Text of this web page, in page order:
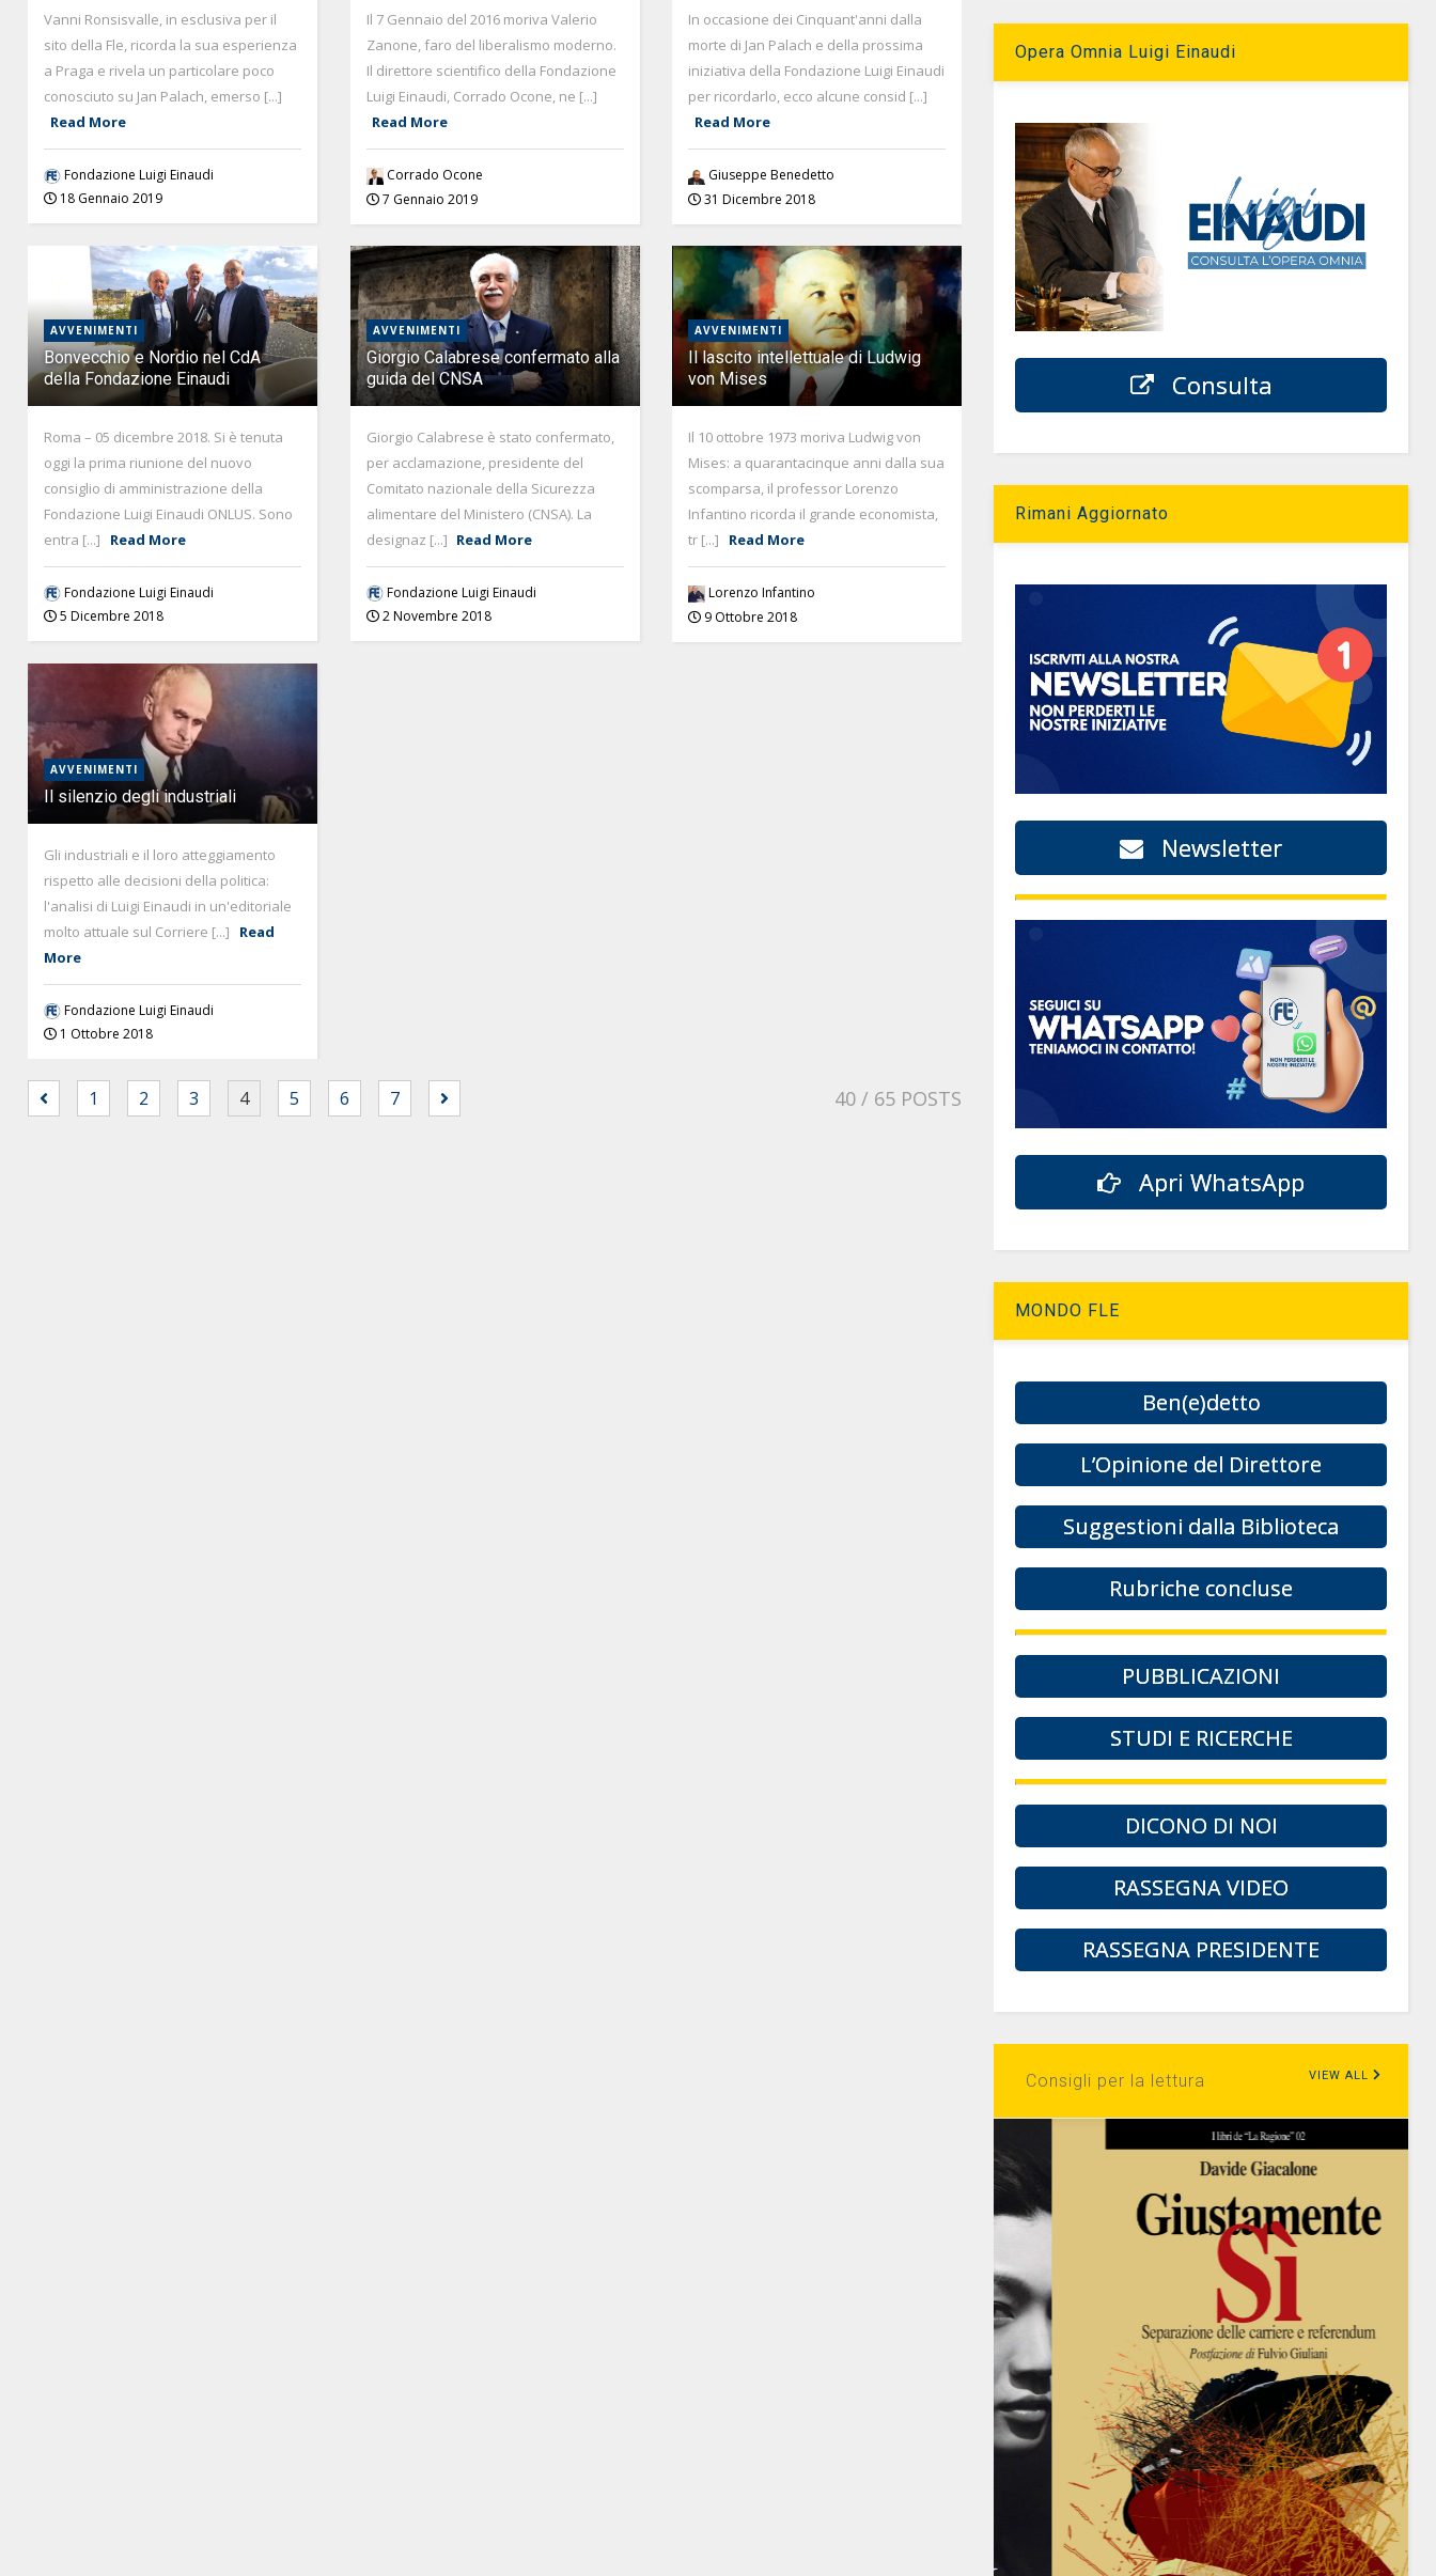
Vanni Ronsisvalle, in esclusiva per il
sito della Fle, ricorda la sua esperienza
a Praga e rivela un particolare poco
conosciuto su Jan Palach, emerso [...]
Read More
Fondazione Luigi Einaudi
18 Gennaio 2019
Il 7 Gennaio del 2016 moriva Valerio
Zanone, faro del liberalismo moderno.
Il direttore scientifico della Fondazione
Luigi Einaudi, Corrado Ocone, ne [...]
Read More
Corrado Ocone
7 Gennaio 2019
In occasione dei Cinquant'anni dalla
morte di Jan Palach e della prossima
iniziativa della Fondazione Luigi Einaudi
per ricordarlo, ecco alcune consid [...]
Read More
Giuseppe Benedetto
31 Dicembre 2018
AVVENIMENTI
Bonvecchio e Nordio nel CdA
della Fondazione Einaudi
Roma – 05 dicembre 2018. Si è tenuta
oggi la prima riunione del nuovo
consiglio di amministrazione della
Fondazione Luigi Einaudi ONLUS. Sono
entra [...]
Read More
Fondazione Luigi Einaudi
5 Dicembre 2018
AVVENIMENTI
Giorgio Calabrese confermato alla
guida del CNSA
Giorgio Calabrese è stato confermato,
per acclamazione, presidente del
Comitato nazionale della Sicurezza
alimentare del Ministero (CNSA). La
designaz [...] Read More
Fondazione Luigi Einaudi
2 Novembre 2018
AVVENIMENTI
Il lascito intellettuale di Ludwig
von Mises
Il 10 ottobre 1973 moriva Ludwig von
Mises: a quarantacinque anni dalla sua
scomparsa, il professor Lorenzo
Infantino ricorda il grande economista,
tr [...]
Read More
Lorenzo Infantino
9 Ottobre 2018
AVVENIMENTI
Il silenzio degli industriali
Gli industriali e il loro atteggiamento
rispetto alle decisioni della politica:
l'analisi di Luigi Einaudi in un'editoriale
molto attuale sul Corriere [...]
Read
More
Fondazione Luigi Einaudi
1 Ottobre 2018
1 2 3 4 5 6 7 40 / 65 POSTS
Opera Omnia Luigi Einaudi
Consulta
Rimani Aggiornato
Newsletter
Apri WhatsApp
MONDO FLE
Ben(e)detto
L’Opinione del Direttore
Suggestioni dalla Biblioteca
Rubriche concluse
PUBBLICAZIONI
STUDI E RICERCHE
DICONO DI NOI
RASSEGNA VIDEO
RASSEGNA PRESIDENTE
Consigli per la lettura VIEW ALL